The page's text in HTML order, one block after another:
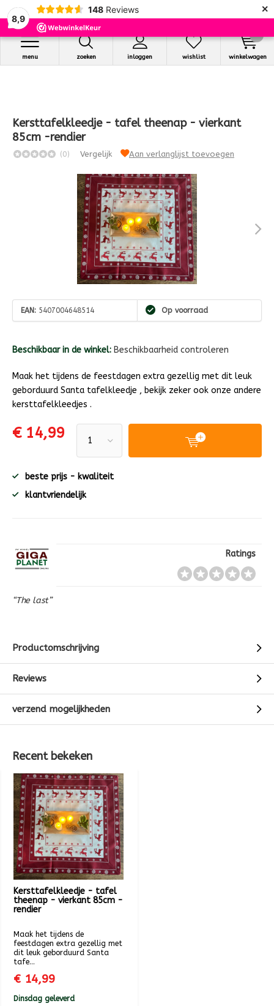
8,9
148 Reviews ×
zoeken inloggen
menu wishlist winkelwagen
Kersttafelkleedje - tafel theenap - vierkant
85cm -rendier
(0) Vergelijk Aan verlanglijst toevoegen
EAN: 5407004648514 Op voorraad
Beschikbaar in de winkel: Beschikbaarheid controleren
Maak het tijdens de feestdagen extra gezellig met dit leuk
geborduurd Santa tafelkleedje , bekijk zeker ook onze andere
kersttafelkleedjes .
€ 14,99
beste prijs - kwaliteit
klantvriendelijk
Ratings
“The last”
Productomschrijving
Reviews
verzend mogelijkheden
Recent bekeken
Kersttafelkleedje - tafel
theenap - vierkant 85cm -
rendier
Maak het tijdens de
feestdagen extra gezellig met
dit leuk geborduurd Santa
tafe...
€ 14,99
Dinsdag geleverd